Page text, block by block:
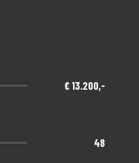
€ 13.200,-
48